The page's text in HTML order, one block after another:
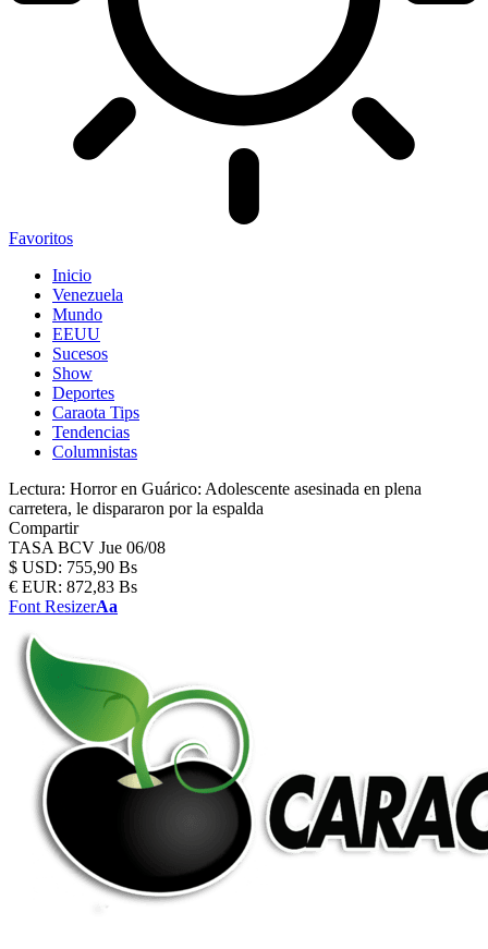
Favoritos
Inicio
Venezuela
Mundo
EEUU
Sucesos
Show
Deportes
Caraota Tips
Tendencias
Columnistas
Lectura: Horror en Guárico: Adolescente asesinada en plena
carretera, le dispararon por la espalda
Compartir
TASA BCV Jue 06/08
$ USD: 755,90 Bs
€ EUR: 872,83 Bs
Font ResizerAa